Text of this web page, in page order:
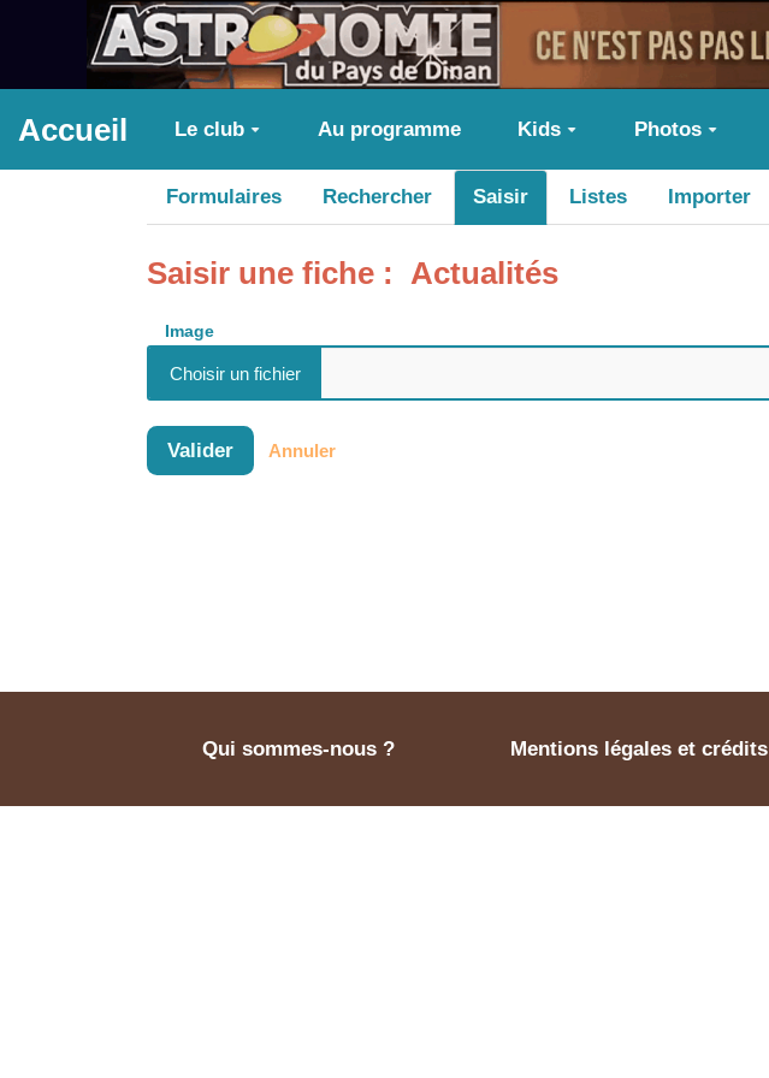
Aller au contenu principal
Accueil Le club Au programme Kids Photos
Formulaires Rechercher Saisir Listes Importer
Saisir une fiche : Actualités
Image
Valider Annuler
Qui sommes-nous ? Mentions légales et crédits